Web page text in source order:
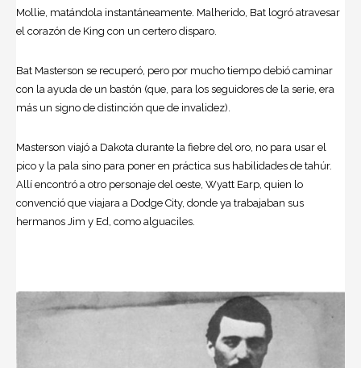
Mollie, matándola instantáneamente. Malherido, Bat logró atravesar
el corazón de King con un certero disparo.
Bat Masterson se recuperó, pero por mucho tiempo debió caminar
con la ayuda de un bastón (que, para los seguidores de la serie, era
más un signo de distinción que de invalidez).
Masterson viajó a Dakota durante la fiebre del oro, no para usar el
pico y la pala sino para poner en práctica sus habilidades de tahúr.
Allí encontró a otro personaje del oeste, Wyatt Earp, quien lo
convenció que viajara a Dodge City, donde ya trabajaban sus
hermanos Jim y Ed, como alguaciles.